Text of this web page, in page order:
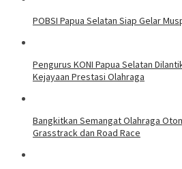
POBSI Papua Selatan Siap Gelar
Pengurus KONI Papua Selatan
Kejayaan Prestasi Olahraga
Bangkitkan Semangat Olahraga
Grasstrack dan Road Race